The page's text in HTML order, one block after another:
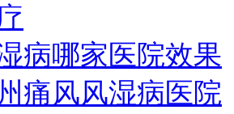
病哪家医院效果
痛风风湿病医院